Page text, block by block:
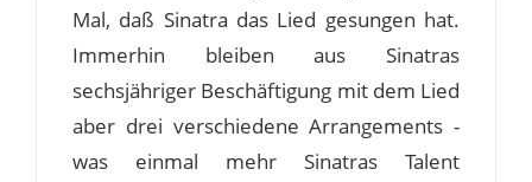
Mal, daß Sinatra das Lied gesungen hat.
Immerhin bleiben aus Sinatras
sechsjähriger Beschäftigung mit dem Lied
aber drei verschiedene Arrangements -
was einmal mehr Sinatras Talent